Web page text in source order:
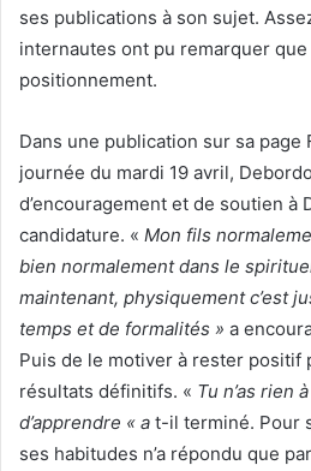
ses publications à son sujet.
internautes ont pu remarquer
positionnement.
Dans une publication sur sa page
journée du mardi 19 avril,
d’encouragement et de soutien à
candidature. « Mon fils
bien normalement dans le
maintenant, physiquement c’est
temps et de formalités » a
Puis de le motiver à rester positif
résultats définitifs. « Tu n’as rien
d’apprendre « a t-il terminé. Pour
ses habitudes n’a répondu que